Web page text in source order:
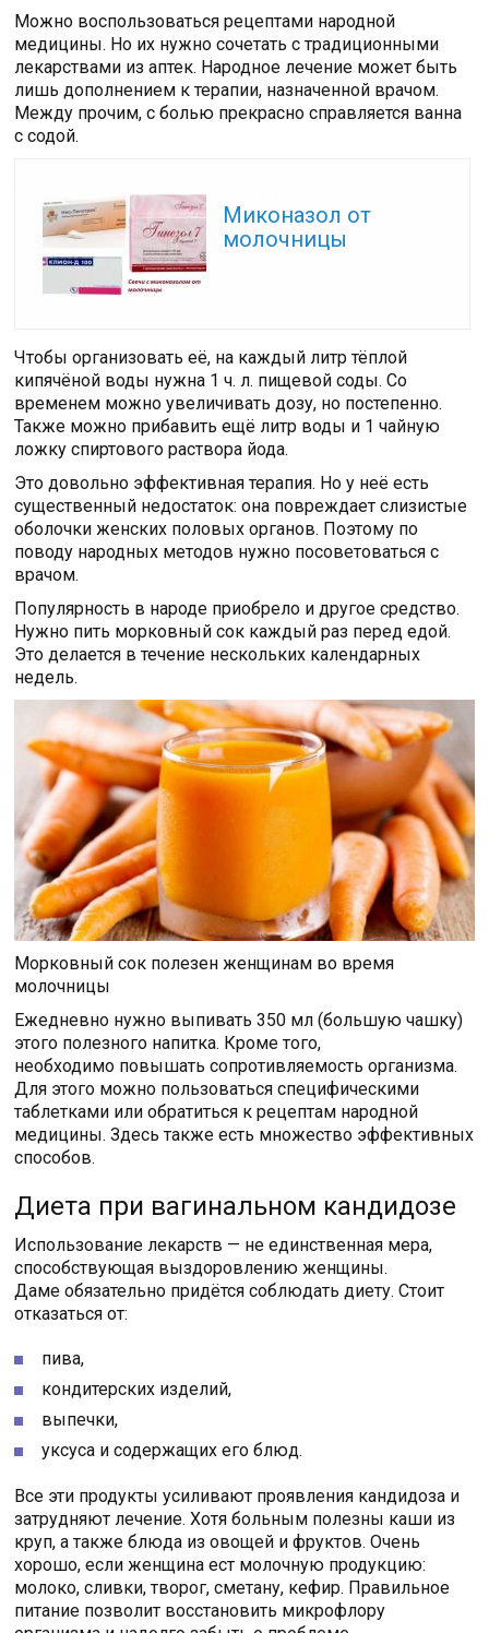
Можно воспользоваться рецептами народной
медицины. Но их нужно сочетать с традиционными
лекарствами из аптек. Народное лечение может быть
лишь дополнением к терапии, назначенной врачом.
Между прочим, с болью прекрасно справляется ванна
с содой.
Миконазол от
молочницы
Чтобы организовать её, на каждый литр тёплой
кипячёной воды нужна 1 ч. л. пищевой соды. Со
временем можно увеличивать дозу, но постепенно.
Также можно прибавить ещё литр воды и 1 чайную
ложку спиртового раствора йода.
Это довольно эффективная терапия. Но у неё есть
существенный недостаток: она повреждает слизистые
оболочки женских половых органов. Поэтому по
поводу народных методов нужно посоветоваться с
врачом.
Популярность в народе приобрело и другое средство.
Нужно пить морковный сок каждый раз перед едой.
Это делается в течение нескольких календарных
недель.
Морковный сок полезен женщинам во время
молочницы
Ежедневно нужно выпивать 350 мл (большую чашку)
этого полезного напитка. Кроме того,
необходимо повышать сопротивляемость организма.
Для этого можно пользоваться специфическими
таблетками или обратиться к рецептам народной
медицины. Здесь также есть множество эффективных
способов.
Диета при вагинальном кандидозе
Использование лекарств — не единственная мера,
способствующая выздоровлению женщины.
Даме обязательно придётся соблюдать диету. Стоит
отказаться от:
пива,
кондитерских изделий,
выпечки,
уксуса и содержащих его блюд.
Все эти продукты усиливают проявления кандидоза и
затрудняют лечение. Хотя больным полезны каши из
круп, а также блюда из овощей и фруктов. Очень
хорошо, если женщина ест молочную продукцию:
молоко, сливки, творог, сметану, кефир. Правильное
питание позволит восстановить микрофлору